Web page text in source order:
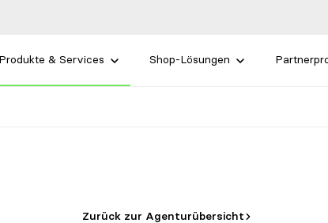
Produkte & Services Shop-Lösungen
Zurück zur Agenturübersicht